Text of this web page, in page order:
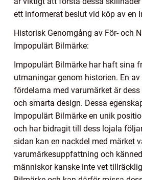
ett informerat beslut vid köp av en
Historisk Genomgång av För- och
Impopulärt Bilmärke:
Impopulärt Bilmärke har haft sina
utmaningar genom historien. En av
fördelarna med varumärket är
och smarta design. Dessa
Impopulärt Bilmärke en unik
och har bidragit till dess lojala
sidan kan en nackdel med märket
varumärkesuppfattning och
människor kanske inte vet